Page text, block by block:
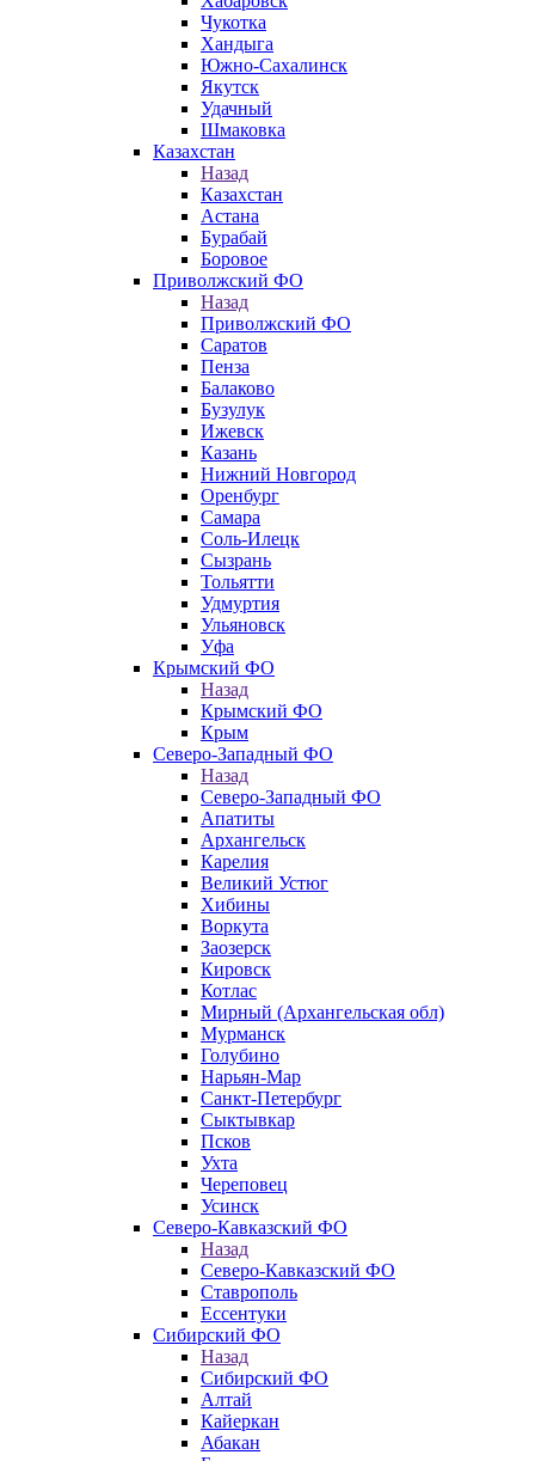
Чукотка
Хандыга
Южно-Сахалинск
Якутск
Удачный
Шмаковка
Казахстан
Назад
Казахстан
Астана
Бурабай
Боровое
Приволжский ФО
Назад
Приволжский ФО
Саратов
Пенза
Балаково
Бузулук
Ижевск
Казань
Нижний Новгород
Оренбург
Самара
Соль-Илецк
Сызрань
Тольятти
Удмуртия
Ульяновск
Уфа
Крымский ФО
Назад
Крымский ФО
Крым
Северо-Западный ФО
Назад
Северо-Западный ФО
Апатиты
Архангельск
Карелия
Великий Устюг
Хибины
Воркута
Заозерск
Кировск
Котлас
Мирный (Архангельская обл)
Мурманск
Голубино
Нарьян-Мар
Санкт-Петербург
Сыктывкар
Псков
Ухта
Череповец
Усинск
Северо-Кавказский ФО
Назад
Северо-Кавказский ФО
Ставрополь
Ессентуки
Сибирский ФО
Назад
Сибирский ФО
Алтай
Кайеркан
Абакан